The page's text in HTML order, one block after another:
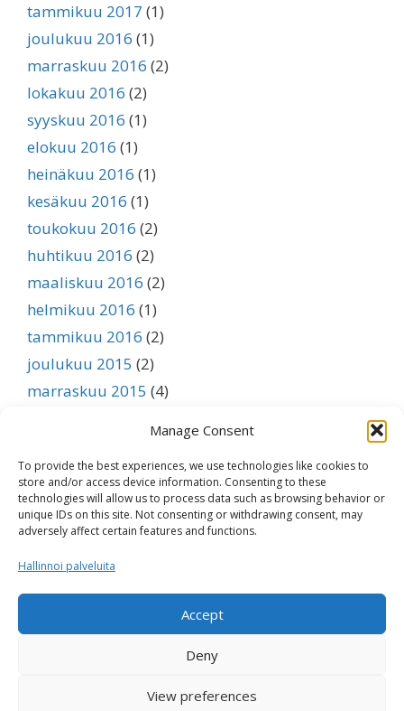
Manage Consent
To provide the best experiences, we use technologies like cookies to
store and/or access device information. Consenting to these
technologies will allow us to process data such as browsing behavior or
unique IDs on this site. Not consenting or withdrawing consent, may
adversely affect certain features and functions.
Hallinnoi palveluita
Accept
Deny
View preferences
tammikuu 2017 (1)
joulukuu 2016 (1)
marraskuu 2016 (2)
lokakuu 2016 (2)
syyskuu 2016 (1)
elokuu 2016 (1)
heinäkuu 2016 (1)
kesäkuu 2016 (1)
toukokuu 2016 (2)
huhtikuu 2016 (2)
maaliskuu 2016 (2)
helmikuu 2016 (1)
tammikuu 2016 (2)
joulukuu 2015 (2)
marraskuu 2015 (4)
elokuu 2015(1)
heinäkuu 2015(1)
kesäkuu 2015(1)
helmikuu 2015(1)